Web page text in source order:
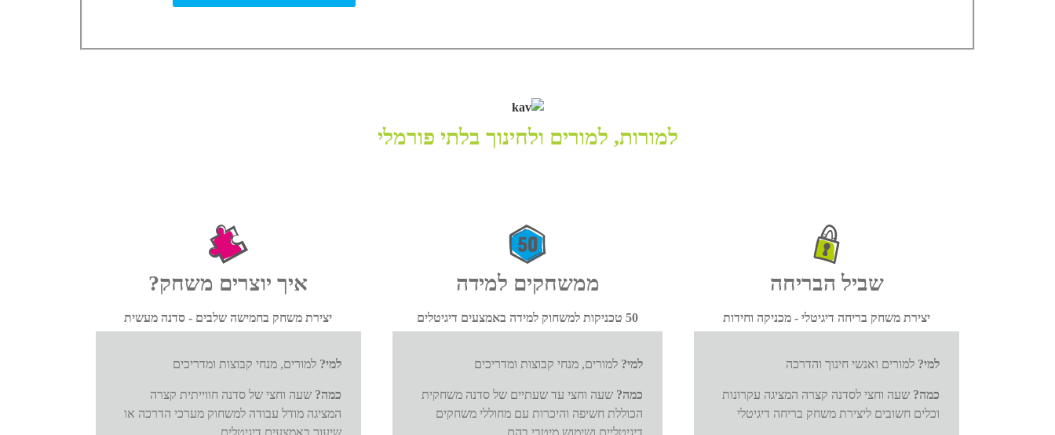
למורות, למורים ולחינוך בלתי פורמלי
שביל הבריחה
יצירת משחק בריחה דיגיטלי - מכניקה וחידות
למי? למורים ואנשי חינוך והדרכה
כמה? שעה וחצי לסדנה קצרה המציגה עקרונות
וכלים חשובים ליצירת משחק בריחה דיגיטלי
ממשחקים למידה
50 טכניקות למשחוק למידה באמצעים דיגיטלים
למי? למורים, מנחי קבוצות ומדריכים
כמה? שעה וחצי עד שעתיים של סדנה משחקית
הכוללת חשיפה והיכרות עם מחוללי משחקים
דיגיטליים ושימוש מיטבי בהם
איך יוצרים משחק?
יצירת משחק בחמישה שלבים - סדנה מעשית
למי?למורים, מנחי קבוצות ומדריכים
כמה? שעה וחצי של סדנה חווייתית קצרה
המציגה מודל עבודה למשחוק מערכי הדרכה או
שיעור באמצעים דיגיטלים